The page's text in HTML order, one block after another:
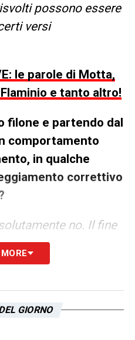
possono essere
versi
le parole di Motta,
e tanto altro!
filone e partendo dal
comportamento
in qualche
correttivo
no. Il fine
Lasciando da parte
o meno a questo a
gruppo di lavoro,
GIORNO